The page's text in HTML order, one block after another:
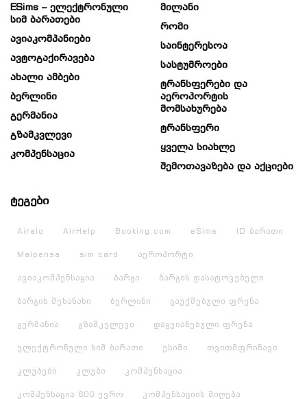
ESims – Ელექტრონული
Სიმ Ბარათები
Ავიაკომპანიები
Ავტოგაქირავება
Ახალი Ამბები
Ბერლინი
Გერმანია
Გზამკვლევი
Კომპენსაცია
Მილანი
Რომი
Საინტერესოა
Სასტუმროები
Ტრანსფერები Და
Აეროპორტის
Მომსახურება
Ტრანსფერი
Ყველა Სიახლე
Შემოთავაზება Და Აქციები
ტეგები
Airalo AirHelp Booking.com eSims ID ბარათი
Malpensa sim card აეროპორტი
ავიაკომპენსაცია ბარგი ბარგის დასატოვებელი
ბარგის შესანახი ბერლინი გაუქმებული ფრენა
გერმანია გზამკვლევი დაგვიანებული ფრენა
ელექტრონული სიმ ბარათი ესიმი თვითმფრინავი
კლუბები კლუბი კომპენსაცია
კომპენსაცია 600 ევრო კომპენსაციის მიღება